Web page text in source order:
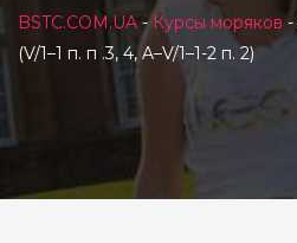
BSTC.COM.UA - Курсы моряков -
(V/1–1 п. п .3, 4, A–V/1–1-2 п. 2)